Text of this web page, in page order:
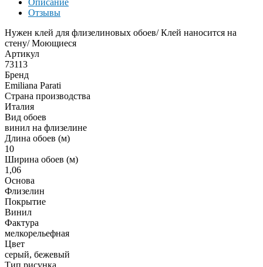
Отзывы
Нужен клей для флизелиновых обоев/ Клей наносится на
стену/ Моющиеся
Артикул
73113
Бренд
Emiliana Parati
Страна производства
Италия
Вид обоев
винил на флизелине
Длина обоев (м)
10
Ширина обоев (м)
1,06
Основа
Флизелин
Покрытие
Винил
Фактура
мелкорельефная
Цвет
серый, бежевый
Тип рисунка